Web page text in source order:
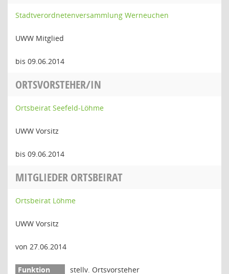
Stadtverordnetenversammlung Werneuchen
UWW Mitglied
bis 09.06.2014
ORTSVORSTEHER/IN
Ortsbeirat Seefeld-Löhme
UWW Vorsitz
bis 09.06.2014
MITGLIEDER ORTSBEIRAT
Ortsbeirat Löhme
UWW Vorsitz
von 27.06.2014
stellv. Ortsvorsteher